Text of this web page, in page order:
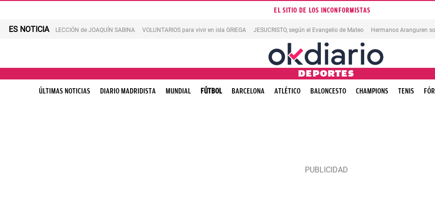
EL SITIO DE LOS INCONFORMISTAS
ES NOTICIA LECCIÓN de JOAQUÍN SABINA VOLUNTARIOS para vivir en isla GRIEGA JESUCRISTO, según el Evangelio de Mateo Hermanos Aranguren
DEPORTES
ÚLTIMAS NOTICIAS DIARIO MADRIDISTA MUNDIAL FÚTBOL BARCELONA ATLÉTICO BALONCESTO CHAMPIONS TENIS